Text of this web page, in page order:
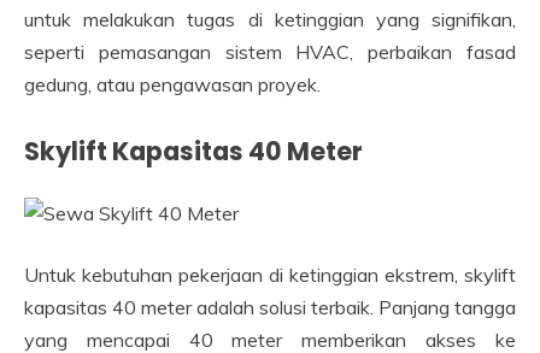
untuk melakukan tugas di ketinggian yang signifikan,
seperti pemasangan sistem HVAC, perbaikan fasad
gedung, atau pengawasan proyek.
Skylift Kapasitas 40 Meter
Untuk kebutuhan pekerjaan di ketinggian ekstrem, skylift
kapasitas 40 meter adalah solusi terbaik. Panjang tangga
yang mencapai 40 meter memberikan akses ke